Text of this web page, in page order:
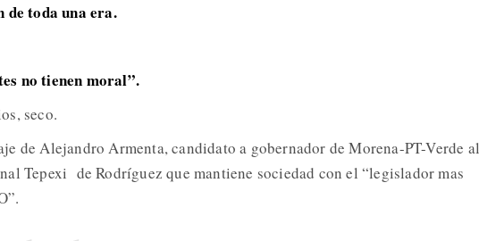
toda una era.
no tienen moral”.
seco.
de Alejandro Armenta, candidato a gobernador de Morena-PT-Verde
Tepexi de Rodríguez que mantiene sociedad con el “legislador mas